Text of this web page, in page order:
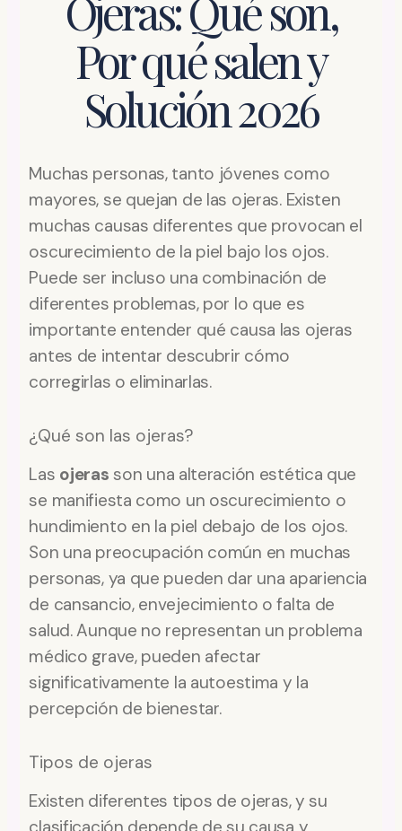
Por qué salen y
Solución 2026
Muchas personas, tanto jóvenes como
mayores, se quejan de las ojeras. Existen
muchas causas diferentes que provocan el
oscurecimiento de la piel bajo los ojos.
Puede ser incluso una combinación de
diferentes problemas, por lo que es
importante entender qué causa las ojeras
antes de intentar descubrir cómo
corregirlas o eliminarlas.
¿Qué son las ojeras?
Las ojeras son una alteración estética que
se manifiesta como un oscurecimiento o
hundimiento en la piel debajo de los ojos.
Son una preocupación común en muchas
personas, ya que pueden dar una apariencia
de cansancio, envejecimiento o falta de
salud. Aunque no representan un problema
médico grave, pueden afectar
significativamente la autoestima y la
percepción de bienestar.
Tipos de ojeras
Existen diferentes tipos de ojeras, y su